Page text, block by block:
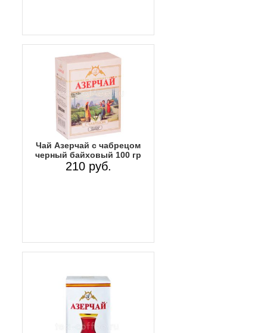
Чай Азерчай с чабрецом
черный байховый 100 гр
210 руб.